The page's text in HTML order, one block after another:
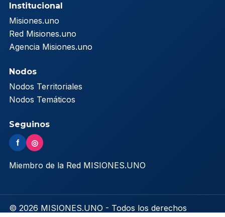
Institucional
Misiones.uno
Red Misiones.uno
Agencia Misiones.uno
Nodos
Nodos Territoriales
Nodos Temáticos
Seguinos
f ◎
Miembro de la Red MISIONES.UNO
© 2026 MISIONES.UNO - Todos los derechos